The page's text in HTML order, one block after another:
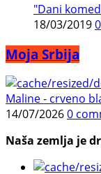
"Dani
18/03/2019
Moja Srbija
Maline - crveno
14/07/20260
Naša zemlja je